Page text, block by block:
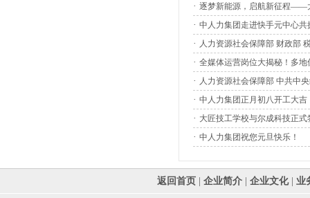
· 逐梦新能源，启航新征程——
· 中人力集团走进快手元中心
· 人力资源社会保障部 财政部
· 全媒体运营岗位大揭秘！多
· 人力资源社会保障部 中共中
· 中人力集团正月初八开工大
· 大匠技工学校与尔成科技正
· 中人力集团祝您元旦快乐！
返回首页 |企业简介 |企业文化|业